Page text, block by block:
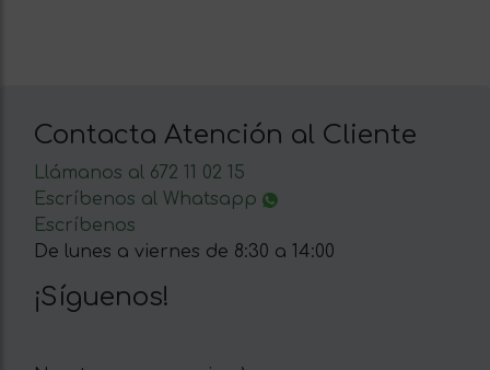
Contacta Atención al Cliente
Llámanos al 672 11 02 15
Escríbenos al Whatsapp
Escríbenos
De lunes a viernes de 8:30 a 14:00
¡Síguenos!